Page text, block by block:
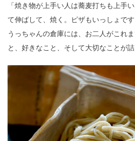
「焼き物が上手い人は蕎麦打ちも上手
て伸ばして、焼く。ピザもいっしょです
うっちゃんの倉庫には、お二人がこれ
と、好きなこと、そして大切なことが詰